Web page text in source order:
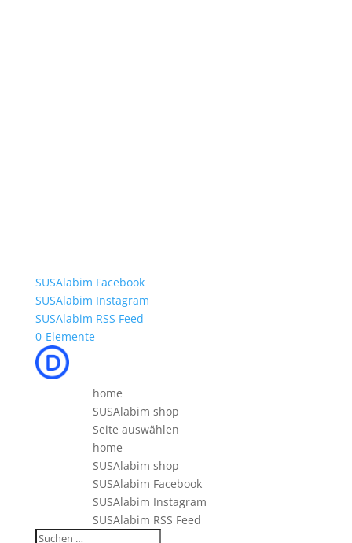
SUSAlabim Facebook
SUSAlabim Instagram
SUSAlabim RSS Feed
0-Elemente
home
SUSAlabim shop
Seite auswählen
home
SUSAlabim shop
SUSAlabim Facebook
SUSAlabim Instagram
SUSAlabim RSS Feed